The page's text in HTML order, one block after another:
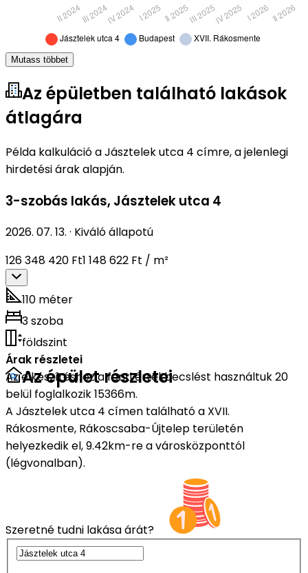
Mutass többet
Az épületben található lakások
átlagára
Példa kalkuláció a Jásztelek utca 4 címre, a jelenlegi
hirdetési árak alapján.
3-szobás lakás, Jásztelek utca 4
2026. 07. 13. · Kiváló állapotú
126 348 420 Ft1 148 622 Ft / m²
110 méter
3 szoba
földszint
Árak részletei
Az elkészítéshez a fenti értékbecslést használtuk 20
belül foglalkozik 15366m.
Az épület részletei
A Jásztelek utca 4 címen található a XVII.
Rákosmente, Rákoscsaba-Újtelep területén
helyezkedik el, 9.42km-re a városközponttól
(légvonalban).
Szeretné tudni lakása árát?